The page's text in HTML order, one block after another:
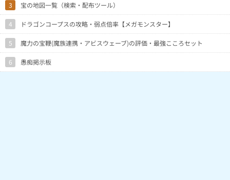
3 宝の地図一覧（検索・配布ツール）
4 ドラゴンコープスの攻略・弱点倍率【メガモンスター】
5 魔力の宝鞭(魔族連携・アビスウェーブ)の評価・最強こころセット
6 愚痴掲示板